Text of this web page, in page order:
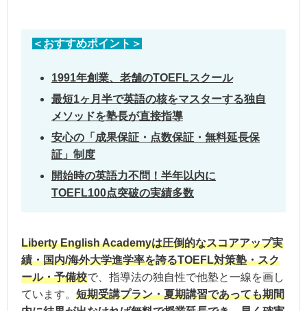
＜おすすめポイント＞
1991年創業、老舗のTOEFLスクール
最短1ヶ月半で英語の核をマスターする独自
メソッドを塾長が直接指導
安心の「成果保証・点数保証・無料延長保
証」制度
開始時の英語力不問！半年以内に
TOEFL100点突破の実績多数
Liberty English Academyは圧倒的なスコアアップ実
績・国内/海外大学進学率を誇るTOEFL対策塾・スク
ール・予備校で、指導法の独自性で他塾と一線を画し
ています。 短期受講プラン・夏期講習であっても期間